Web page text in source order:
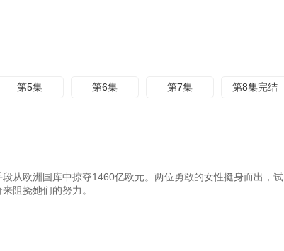
第5集 第6集 第7集 第8集完结
从欧洲国库中掠夺1460亿欧元。两位勇敢的女性挺身而出，试
阻挠她们的努力。